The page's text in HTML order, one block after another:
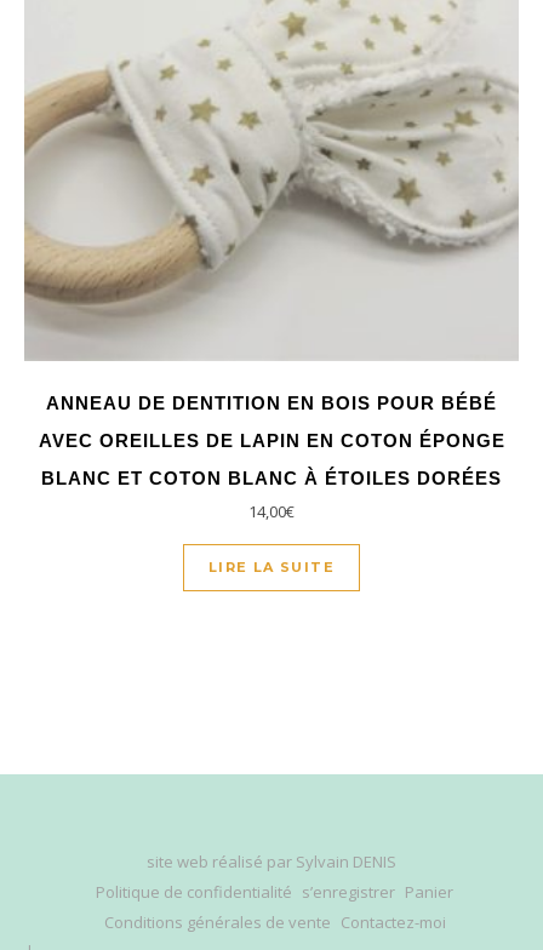
ANNEAU DE DENTITION EN BOIS POUR BÉBÉ
AVEC OREILLES DE LAPIN EN COTON ÉPONGE
BLANC ET COTON BLANC À ÉTOILES DORÉES
14,00€
LIRE LA SUITE
site web réalisé par Sylvain DENIS
Politique de confidentialité s’enregistrer Panier
Conditions générales de vente Contactez-moi